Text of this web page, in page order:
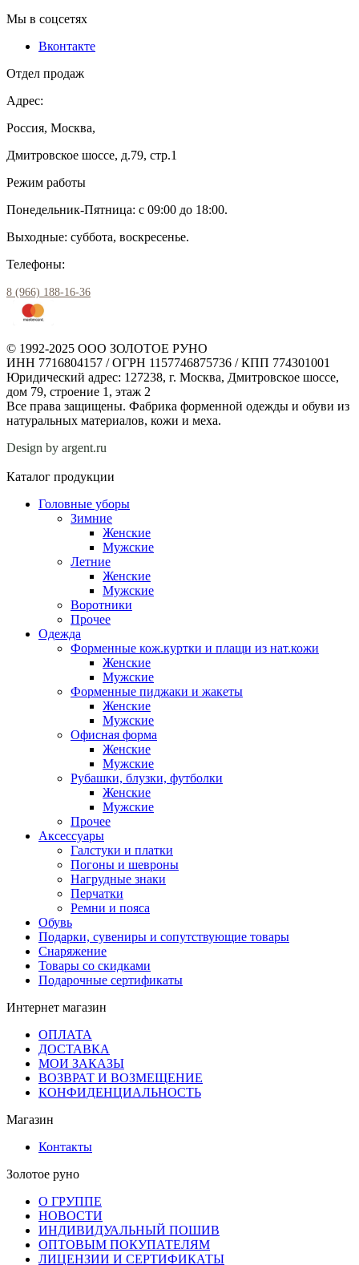
Мы в соцсетях
Вконтакте
Отдел продаж
Адрес:
Россия, Москва,
Дмитровское шоссе, д.79, стр.1
Режим работы
Понедельник-Пятница: с 09:00 до 18:00.
Выходные: суббота, воскресенье.
Телефоны:
8 (966) 188-16-36
© 1992-2025 ООО ЗОЛОТОЕ РУНО
ИНН 7716804157 / ОГРН 1157746875736 / КПП 774301001
Юридический адрес: 127238, г. Москва, Дмитровское шоссе,
дом 79, строение 1, этаж 2
Все права защищены. Фабрика форменной одежды и обуви из
натуральных материалов, кожи и меха.
Design by argent.ru
Каталог продукции
Головные уборы
Зимние
Женские
Мужские
Летние
Женские
Мужские
Воротники
Прочее
Одежда
Форменные кож.куртки и плащи из нат.кожи
Женские
Мужские
Форменные пиджаки и жакеты
Женские
Мужские
Офисная форма
Женские
Мужские
Рубашки, блузки, футболки
Женские
Мужские
Прочее
Аксессуары
Галстуки и платки
Погоны и шевроны
Нагрудные знаки
Перчатки
Ремни и пояса
Обувь
Подарки, сувениры и сопутствующие товары
Снаряжение
Товары со скидками
Подарочные сертификаты
Интернет магазин
ОПЛАТА
ДОСТАВКА
МОИ ЗАКАЗЫ
ВОЗВРАТ И ВОЗМЕЩЕНИЕ
КОНФИДЕНЦИАЛЬНОСТЬ
Магазин
Контакты
Золотое руно
О ГРУППЕ
НОВОСТИ
ИНДИВИДУАЛЬНЫЙ ПОШИВ
ОПТОВЫМ ПОКУПАТЕЛЯМ
ЛИЦЕНЗИИ И СЕРТИФИКАТЫ